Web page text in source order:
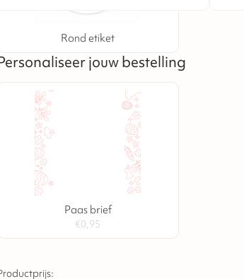
Rond etiket
jouw bestelling
Paas brief
€0,95